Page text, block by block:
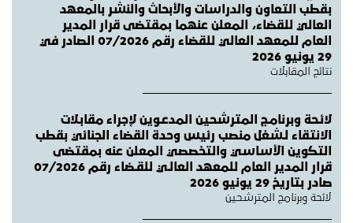
بقطب التعاون والدراسات والأبحاث والنشر بالمعهد
العالي للقضاء، المعلن عنهما بمقتضى قرار المدير
العام للمعهد العالي للقضاء رقم 07/2026 الصادر في
29 يونيو 2026
نتائج المقابلات
لائـحة وبرنامـج المترشحين المدعـوين لإجراء مقابـلات
الانتقاء لـشغل منصب رئيس وحدة القضاء الجنائي بقطب
التكوين الأساسي والتخصصي المعلن عنه بمقتضى
قرار المدير العام للمعهد العالـي للقـضاء رقم 07/2026
صادر بتاريخ 29 يونيو 2026
لائحة وبرنامج المترشحين